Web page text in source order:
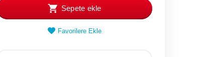
Sepete ekle
Favorilere Ekle